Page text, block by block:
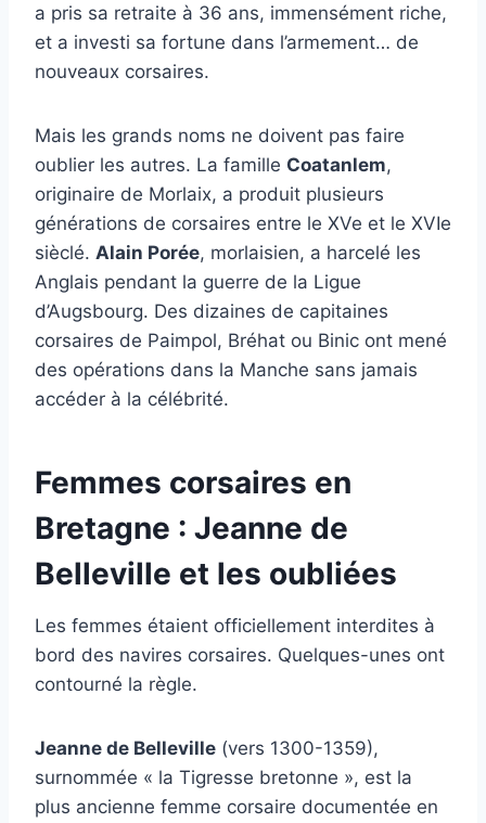
a pris sa retraite à 36 ans, immensément riche,
et a investi sa fortune dans l’armement… de
nouveaux corsaires.
Mais les grands noms ne doivent pas faire
oublier les autres. La famille Coatanlem,
originaire de Morlaix, a produit plusieurs
générations de corsaires entre le XVe et le XVIe
sièclé. Alain Porée, morlaisien, a harcelé les
Anglais pendant la guerre de la Ligue
d’Augsbourg. Des dizaines de capitaines
corsaires de Paimpol, Bréhat ou Binic ont mené
des opérations dans la Manche sans jamais
accéder à la célébrité.
Femmes corsaires en
Bretagne : Jeanne de
Belleville et les oubliées
Les femmes étaient officiellement interdites à
bord des navires corsaires. Quelques-unes ont
contourné la règle.
Jeanne de Belleville (vers 1300-1359),
surnommée « la Tigresse bretonne », est la
plus ancienne femme corsaire documentée en